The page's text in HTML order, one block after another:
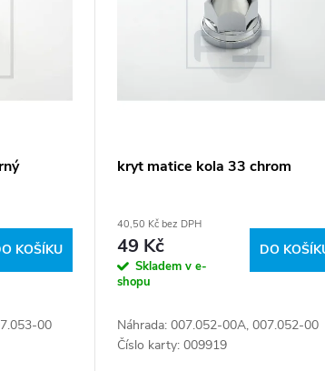
KOŠÍKU
00
kryt matice kola 33 chrom
40,50 Kč bez DPH
49 Kč
Skladem v e-
shopu
DO
Náhrada: 007.052-00A, 007.052-00
Číslo karty: 009919